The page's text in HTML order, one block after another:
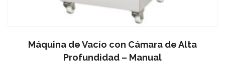
Máquina de Vacío con Cámara de Alta
Profundidad – Manual